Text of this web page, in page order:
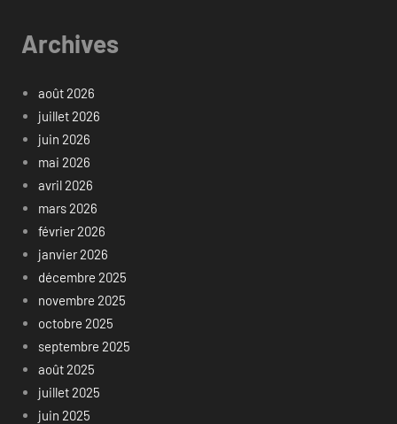
Archives
août 2026
juillet 2026
juin 2026
mai 2026
avril 2026
mars 2026
février 2026
janvier 2026
décembre 2025
novembre 2025
octobre 2025
septembre 2025
août 2025
juillet 2025
juin 2025